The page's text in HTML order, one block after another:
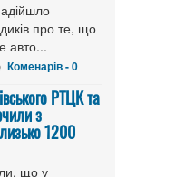
про те, що
авто...
Коменарів - 0
РТЦК та
з
1200
що у